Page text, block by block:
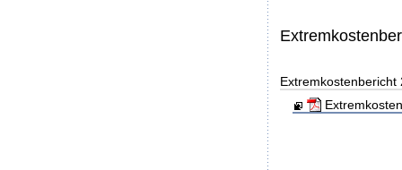
Extremkostenbericht